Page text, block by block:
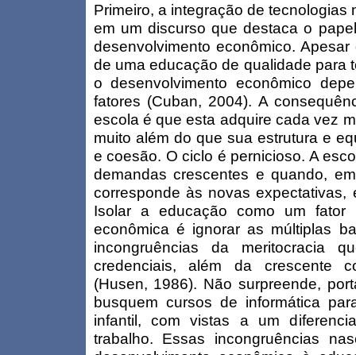
Primeiro, a integração de
em um discurso que destaca o
desenvolvimento econômico.
de uma educação de qualidade para
o desenvolvimento econômico
fatores (Cuban, 2004). A
escola é que esta adquire cada vez
muito além do que sua estrutura e
e coesão. O ciclo é pernicioso. A
demandas crescentes e quando,
corresponde às novas expectativas,
Isolar a educação como um fator
econômica é ignorar as múltiplas
incongruências da meritocracia
credenciais, além da crescente
(Husen, 1986). Não surpreende,
busquem cursos de informática
infantil, com vistas a um
trabalho. Essas incongruências